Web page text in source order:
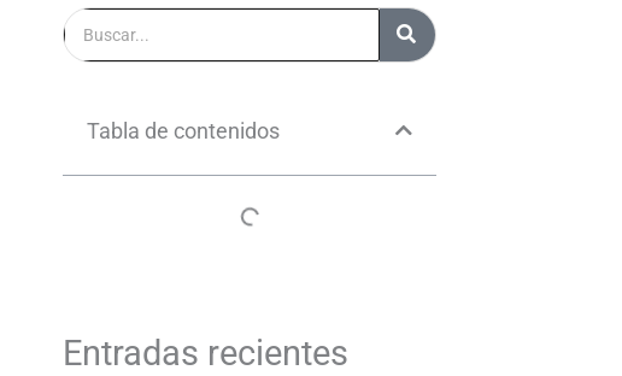
Buscar
Tabla de contenidos
Entradas recientes